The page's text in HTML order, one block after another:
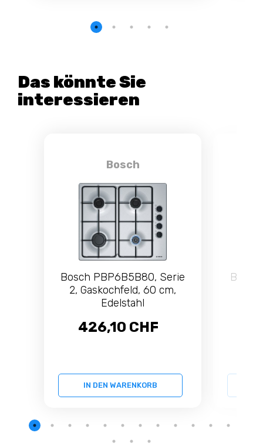
Das könnte Sie
interessieren
Bosch
Bosch PBP6B5B80, Serie
2, Gaskochfeld, 60 cm,
Edelstahl
426,10 CHF
IN DEN WARENKORB